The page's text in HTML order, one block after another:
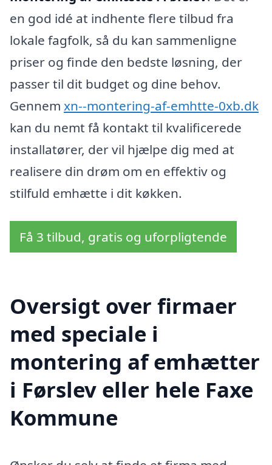
en god idé at indhente flere tilbud fra
lokale fagfolk, så du kan sammenligne
priser og finde den bedste løsning, der
passer til dit budget og dine behov.
Gennem xn--montering-af-emhtte-0xb.dk
kan du nemt få kontakt til kvalificerede
installatører, der vil hjælpe dig med at
realisere din drøm om en effektiv og
stilfuld emhætte i dit køkken.
Få 3 tilbud, gratis og uforpligtende
Oversigt over firmaer
med speciale i
montering af emhætter
i Førslev eller hele Faxe
Kommune